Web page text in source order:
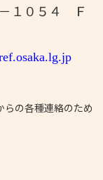
０５４ Ｆ
の各種連絡のため